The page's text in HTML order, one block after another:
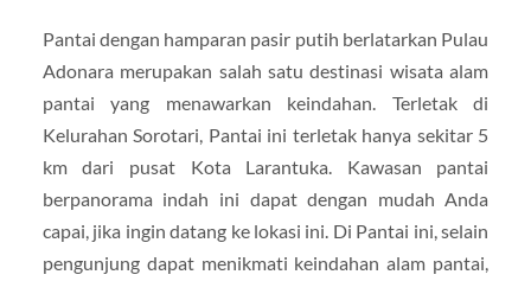
Pantai dengan hamparan pasir putih berlatarkan Pulau
Adonara merupakan salah satu destinasi wisata alam
pantai yang menawarkan keindahan. Terletak di
Kelurahan Sorotari, Pantai ini terletak hanya sekitar 5
km dari pusat Kota Larantuka. Kawasan pantai
berpanorama indah ini dapat dengan mudah Anda
capai, jika ingin datang ke lokasi ini. Di Pantai ini, selain
pengunjung dapat menikmati keindahan alam pantai,